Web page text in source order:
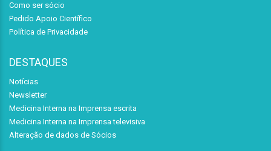
Como ser sócio
Pedido Apoio Científico
Política de Privacidade
DESTAQUES
Notícias
Newsletter
Medicina Interna na Imprensa escrita
Medicina Interna na Imprensa televisiva
Alteração de dados de Sócios